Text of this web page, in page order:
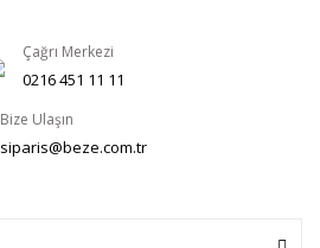
Çağrı Merkezi
0216 451 11 11
Bize Ulaşın
siparis@beze.com.tr